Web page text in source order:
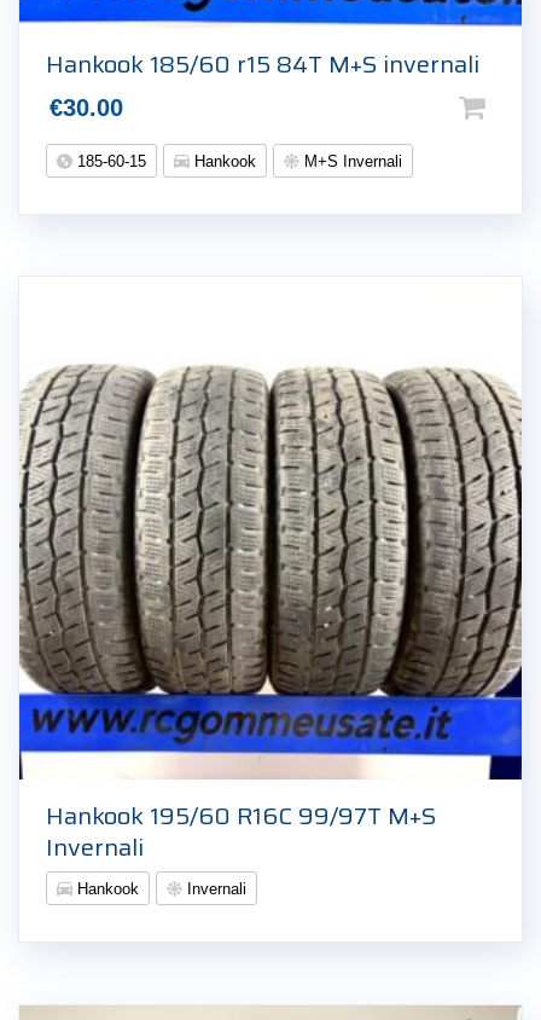
Hankook 185/60 r15 84T M+S invernali
€30.00
185-60-15 Hankook M+S Invernali
Hankook 195/60 R16C 99/97T M+S
Invernali
Hankook Invernali